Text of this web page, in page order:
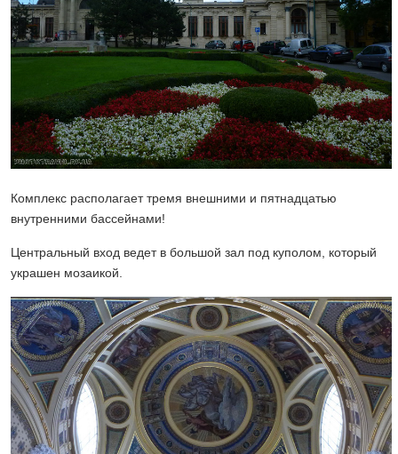
Комплекс располагает тремя внешними и пятнадцатью
внутренними бассейнами!
Центральный вход ведет в большой зал под куполом, который
украшен мозаикой.